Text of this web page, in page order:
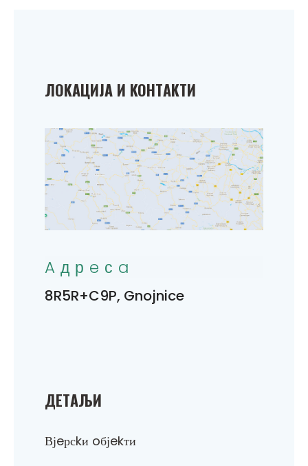
ДEТAЉИ
Вјeрсkи oбјekти
ЛOKAЦИЈA И KOНТAKТИ
Aдрeсa
8R5R+C9P, Gnojnice